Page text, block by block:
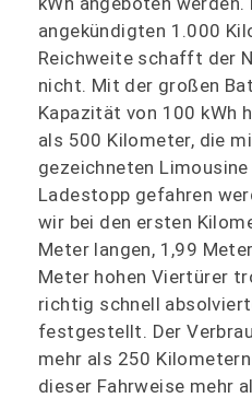
angekündigten 1.000
Reichweite schafft der
nicht. Mit der großen
Kapazität von 100 kWh
als 500 Kilometer, die
gezeichneten Limousine
Ladestopp gefahren
wir bei den ersten
Meter langen, 1,99
Meter hohen Viertürer
richtig schnell
festgestellt. Der
mehr als 250
dieser Fahrweise mehr